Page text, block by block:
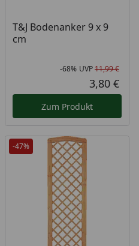
T&J Bodenanker 9 x 9
cm
-68% UVP11,99 €
3,80 €
Zum Produkt
-47%